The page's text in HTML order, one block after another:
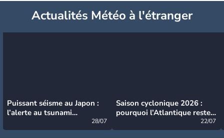
Actualités Météo à l'étranger
Puissant séisme au Japon :
l’alerte au tsunami
28/07
Saison cyclonique 2026 :
pourquoi l’Atlantique reste
22/07